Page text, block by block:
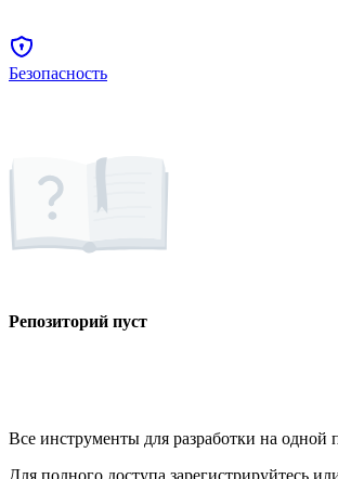
Безопасность
Репозиторий пуст
Все инструменты для разработки на одной
Для полного доступа зарегистрируйтесь